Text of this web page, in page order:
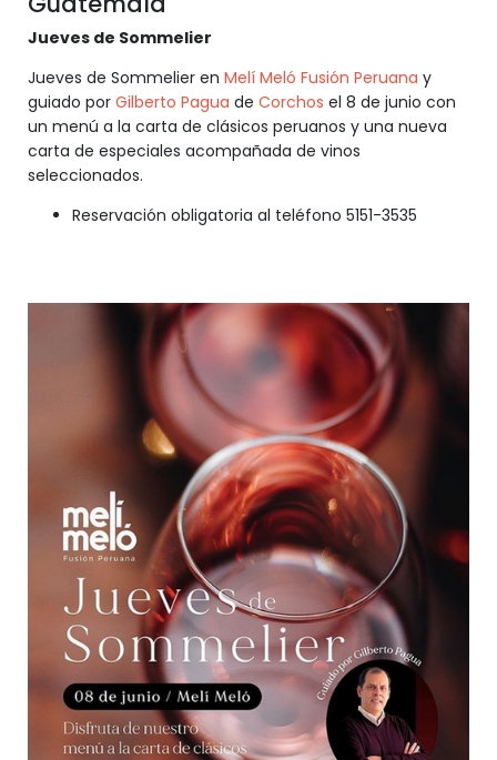
Jueves de Sommelier
Jueves de Sommelier en Melí Meló Fusión Peruana y
guiado por Gilberto Pagua de Corchos el 8 de junio con
un menú a la carta de clásicos peruanos y una nueva
carta de especiales acompañada de vinos
seleccionados.
Reservación obligatoria al teléfono 5151-3535